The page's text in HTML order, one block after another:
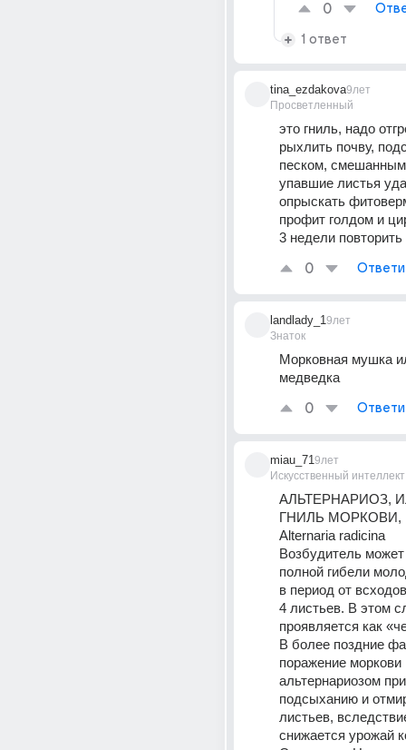
0
1 ответ
tina_ezdakova
Просветленный
9лет
это гниль, надо
рыхлить почву,
песком,
упавшие листья
опрыскать
профит голдом и
3 недели повторить
0
landlady_1
Знаток
9лет
Морковная мушка
медведка
0
miau_71
Искусственный интеллект
9лет
АЛЬТЕРНАРИОЗ,
ГНИЛЬ МОРКОВИ,
Alternaria radicina
Возбудитель может
полной гибели
в период от
4 листьев. В этом
проявляется как
В более поздние
поражение моркови
альтернариозом
подсыханию и
листьев,
снижается урожай